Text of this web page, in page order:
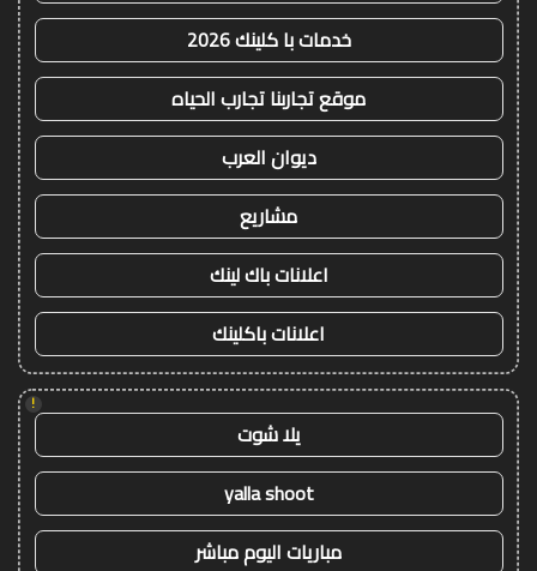
خدمات با كلينك 2026
موقع تجاربنا تجارب الحياه
ديوان العرب
مشاريع
اعلانات باك لينك
اعلانات باكلينك
!
يلا شوت
yalla shoot
مباريات اليوم مباشر